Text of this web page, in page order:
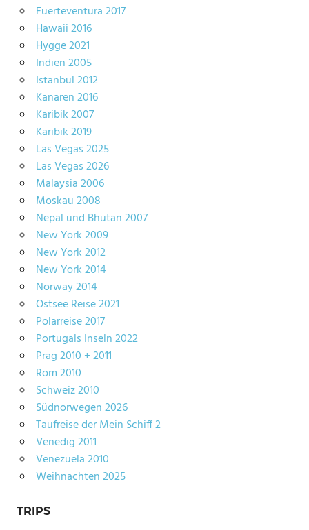
Fuerteventura 2017
Hawaii 2016
Hygge 2021
Indien 2005
Istanbul 2012
Kanaren 2016
Karibik 2007
Karibik 2019
Las Vegas 2025
Las Vegas 2026
Malaysia 2006
Moskau 2008
Nepal und Bhutan 2007
New York 2009
New York 2012
New York 2014
Norway 2014
Ostsee Reise 2021
Polarreise 2017
Portugals Inseln 2022
Prag 2010 + 2011
Rom 2010
Schweiz 2010
Südnorwegen 2026
Taufreise der Mein Schiff 2
Venedig 2011
Venezuela 2010
Weihnachten 2025
TRIPS